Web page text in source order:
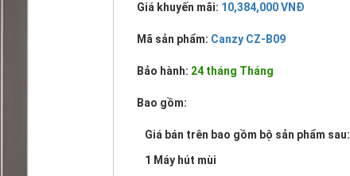
Giá khuyến mãi: 10,384,000 VNĐ
Mã sản phẩm: Canzy CZ-B09
Bảo hành: 24 tháng Tháng
Bao gồm:
Giá bán trên bao gồm bộ sản phẩm sau:
1 Máy hút mùi